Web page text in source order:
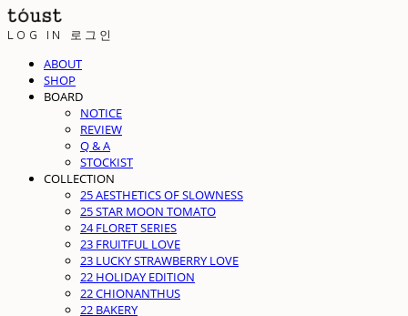
LOG IN 로그인
ABOUT
SHOP
BOARD
NOTICE
REVIEW
Q & A
STOCKIST
COLLECTION
25 AESTHETICS OF SLOWNESS
25 STAR MOON TOMATO
24 FLORET SERIES
23 FRUITFUL LOVE
23 LUCKY STRAWBERRY LOVE
22 HOLIDAY EDITION
22 CHIONANTHUS
22 BAKERY